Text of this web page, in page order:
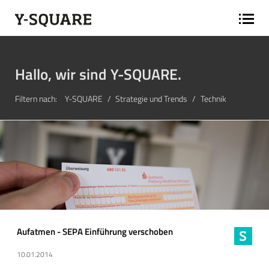
Hallo, wir sind Y-SQUARE.
Filtern nach: Y-SQUARE Strategie und Trends Technik
Aufatmen - SEPA Einführung verschoben
10.01.2014